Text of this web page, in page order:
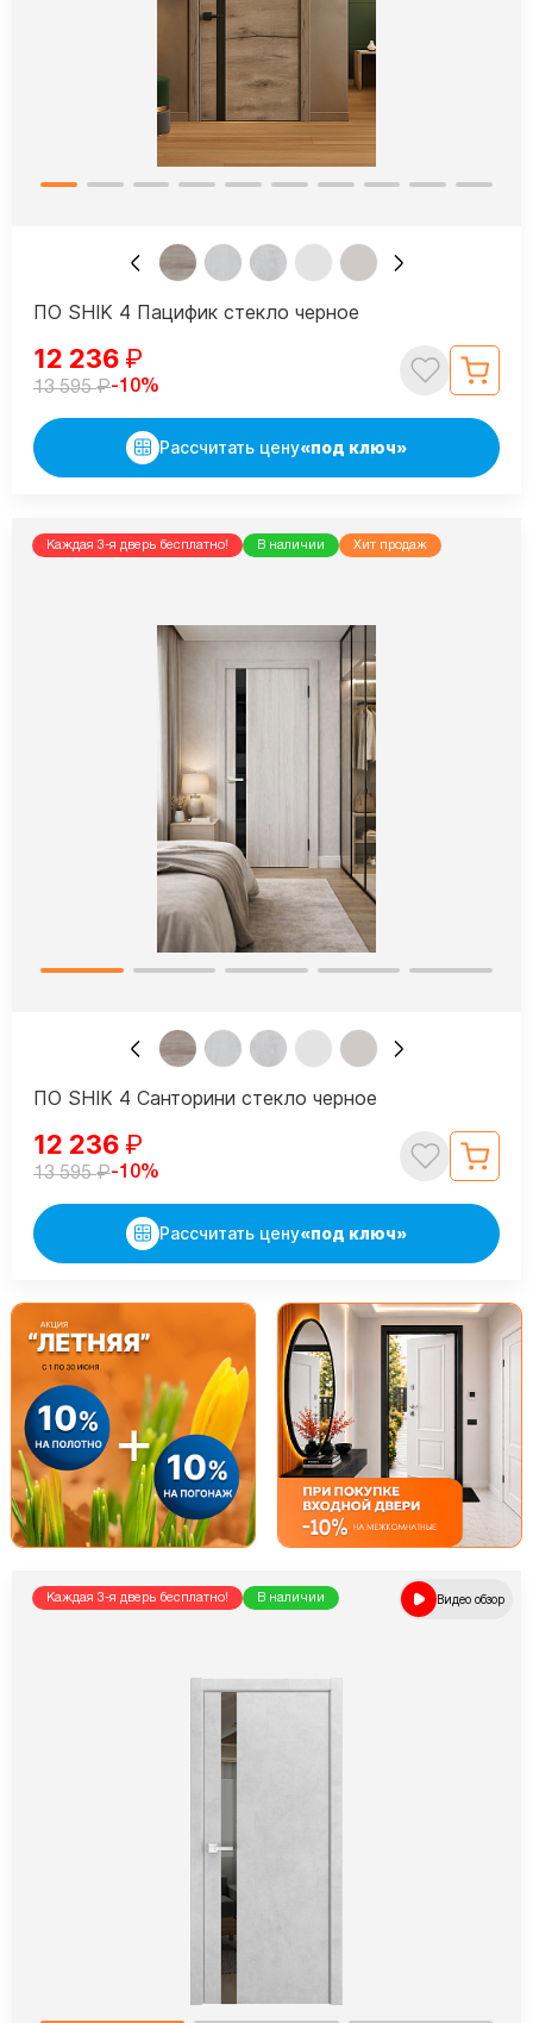
ПО SHIK 4 Пацифик стекло черное
12 236 ₽
13 595₽-10%
Рассчитать цену«под ключ»
Каждая 3-я дверь бесплатно! В наличии Хит продаж
ПО SHIK 4 Санторини стекло черное
12 236 ₽
13 595₽-10%
Рассчитать цену«под ключ»
Каждая 3-я дверь бесплатно! В наличии Видео обзор